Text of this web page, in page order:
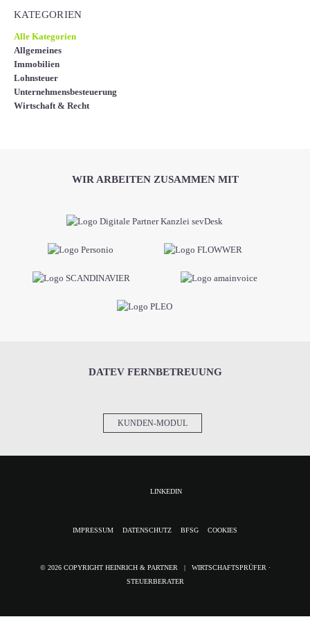
KATEGORIEN
Alle Kategorien
Allgemeines
Immobilien
Lohnsteuer
Unternehmensbesteuerung
Wirtschaft & Recht
WIR ARBEITEN ZUSAMMEN MIT
DATEV FERNBETREUUNG
KUNDEN-MODUL
LINKEDIN
NAVIGATION
IMPRESSUM DATENSCHUTZ BFSG COOKIES
© 2026 COPYRIGHT HEINRICH & PARTNER | WIRTSCHAFTSPRÜFER ·
STEUERBERATER